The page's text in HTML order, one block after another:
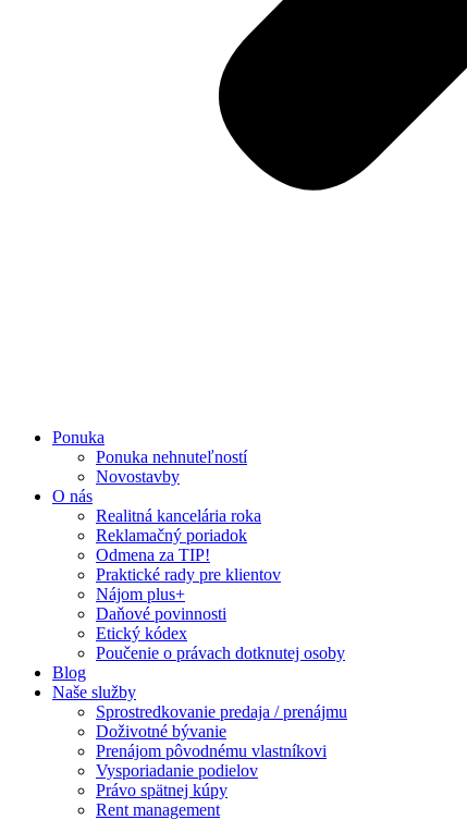
Ponuka
Ponuka nehnuteľností
Novostavby
O nás
Realitná kancelária roka
Reklamačný poriadok
Odmena za TIP!
Praktické rady pre klientov
Nájom plus+
Daňové povinnosti
Etický kódex
Poučenie o právach dotknutej osoby
Blog
Naše služby
Sprostredkovanie predaja / prenájmu
Doživotné bývanie
Prenájom pôvodnému vlastníkovi
Vysporiadanie podielov
Právo spätnej kúpy
Rent management